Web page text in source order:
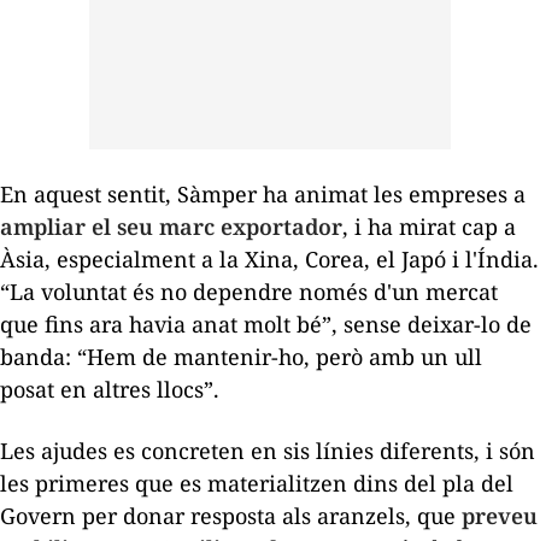
En aquest sentit, Sàmper ha animat les empreses a
ampliar el seu marc exportador, i ha mirat cap a
Àsia, especialment a la Xina, Corea, el Japó i l'Índia.
“La voluntat és no dependre només d'un mercat
que fins ara havia anat molt bé”, sense deixar-lo de
banda: “Hem de mantenir-ho, però amb un ull
posat en altres llocs”.
Les ajudes es concreten en sis línies diferents, i són
les primeres que es materialitzen dins del pla del
Govern per donar resposta als aranzels, que preveu